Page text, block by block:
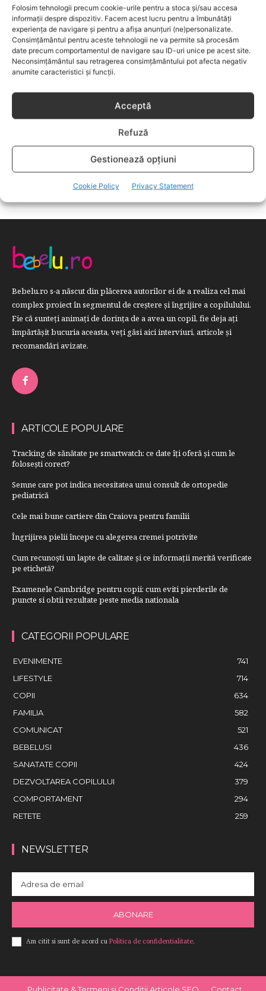
Folosim tehnologii precum cookie-urile pentru a stoca și/sau accesa
informații despre dispozitiv. Facem acest lucru pentru a îmbunătăți
experiența de navigare și pentru a afișa anunțuri (ne)personalizate.
Consimțământul pentru aceste tehnologii ne va permite să procesăm
date precum comportamentul de navigare sau ID-uri unice pe acest site.
Neconsimțământul sau retragerea consimțământului pot afecta negativ
anumite caracteristici și funcții.
Acceptă
Refuză
Gestionează opțiuni
Cookie Policy Privacy Statement
EVENIMENTE
LIFESTYLE
COPII
634
FAMILIA
582
SANATATE COPII
424
DEZVOLTAREA COPILULUI
RETETE
259
Bebelu.ro s-a născut din plăcerea autorilor ei de a realiza cel mai
complex proiect în segmentul de creştere şi îngrijire a copilulului.
Fie că sunteţi animaţi de dorinţa de a avea un copil, fie deja aţi
împărtăşit bucuria aceasta, veți găsi aici interviuri, articole şi
recomandări avizate.
ARTICOLE POPULARE
Tracking de sănătate pe smartwatch: ce date îți oferă și cum le
folosești corect?
Semne care pot indica necesitatea unui consult de ortopedie
pediatrică
Cele mai bune cartiere din Craiova pentru familii
Îngrijirea pielii începe cu alegerea cremei potrivite
Cum recunoști un lapte de calitate și ce informații merită verificate
pe etichetă?
Examenele Cambridge pentru copii: cum eviti pierderile de
puncte si obtii rezultate peste media nationala
CATEGORII POPULARE
EVENIMENTE
741
LIFESTYLE
714
COPII
634
FAMILIA
582
COMUNICAT
521
BEBELUSI
436
SANATATE COPII
424
DEZVOLTAREA COPILULUI
379
COMPORTAMENT
294
RETETE
259
NEWSLETTER
ABONARE
Am citit si sunt de acord cu Politica de confidentialitate.
Publicitate & Termeni și Condiții Articole SEO Contact